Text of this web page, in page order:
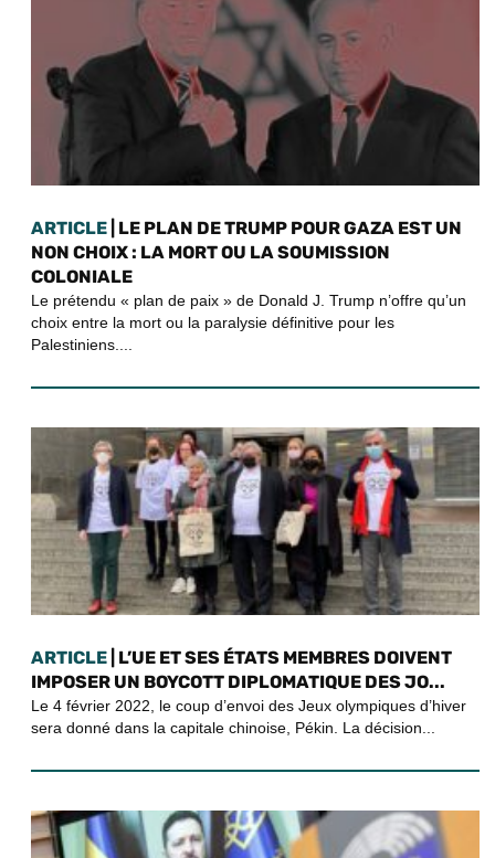
ARTICLE | LE PLAN DE TRUMP POUR GAZA EST UN
NON CHOIX : LA MORT OU LA SOUMISSION
COLONIALE
Le prétendu « plan de paix » de Donald J. Trump n’offre qu’un
choix entre la mort ou la paralysie définitive pour les
Palestiniens....
ARTICLE | L’UE ET SES ÉTATS MEMBRES DOIVENT
IMPOSER UN BOYCOTT DIPLOMATIQUE DES JO...
Le 4 février 2022, le coup d’envoi des Jeux olympiques d’hiver
sera donné dans la capitale chinoise, Pékin. La décision...